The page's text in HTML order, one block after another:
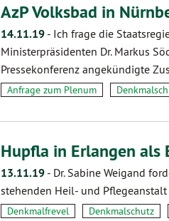
AzP Volksbad in
14.11.19 - Ich frage die
Ministerpräsidenten Dr. Markus
Pressekonferenz angekündigte
Anfrage zum Plenum
Hupfla in Erlangen
13.11.19 - Dr. Sabine Weigand
stehenden Heil- und
Denkmalfrevel Denkmalschutz